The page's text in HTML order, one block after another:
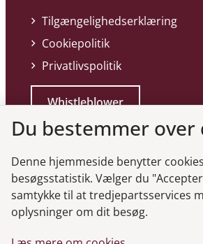
Tilgængelighedserklæring
Cookiepolitik
Privatlivspolitik
Whistleblower
Genveje
Du bestemmer over
Denne hjemmeside benytter
besøgsstatistik. Vælger du
samtykke til at tredjepartsservices
oplysninger om dit besøg.